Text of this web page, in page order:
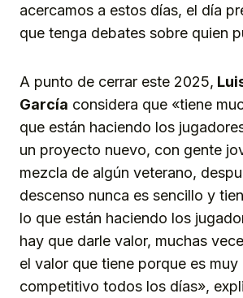
acercamos a estos días, el día
que tenga debates sobre quien
A punto de cerrar este 2025,
García considera que «tiene
que están haciendo los
un proyecto nuevo, con gente
mezcla de algún veterano,
descenso nunca es sencillo y
lo que están haciendo los
hay que darle valor, muchas
el valor que tiene porque es
competitivo todos los días»,